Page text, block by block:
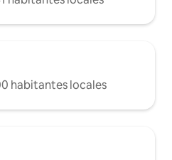
habitantes locales